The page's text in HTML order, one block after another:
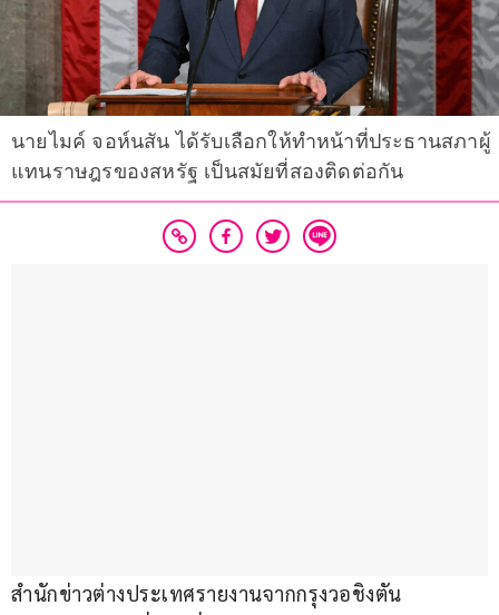
นายไมค์ จอห์นสัน ได้รับเลือกให้ทำหน้าที่ประธานสภาผู้
แทนราษฎรของสหรัฐ เป็นสมัยที่สองติดต่อกัน
สำนักข่าวต่างประเทศรายงานจากกรุงวอชิงตัน